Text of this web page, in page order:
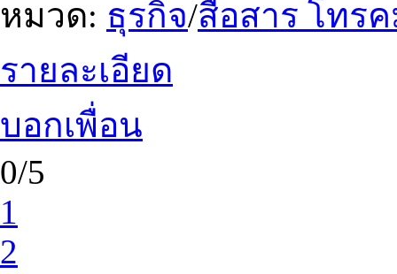
หมวด: ธุรกิจ/สื่อสาร โทร
รายละเอียด
บอกเพื่อน
0/5
1
2